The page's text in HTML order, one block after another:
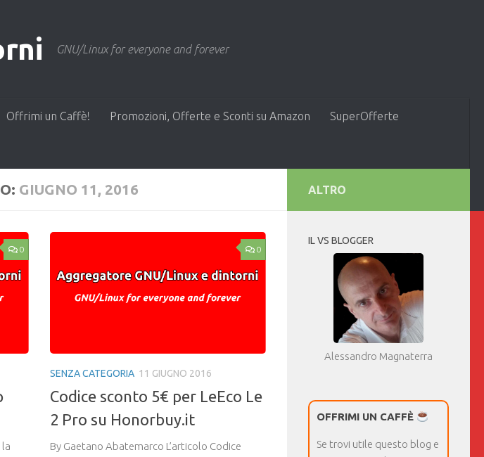
GNU/Linux for everyone and forever
Offrimi un Caffè! Promozioni, Offerte e Sconti su Amazon SuperOfferte
GIUGNO 11, 2016
0
la
0
SENZA CATEGORIA 11 GIUGNO 2016
Codice sconto 5€ per LeEco Le
2 Pro su Honorbuy.it
By Gaetano Abatemarco L’articolo Codice
ALTRO
IL VS BLOGGER
Alessandro Magnaterra
OFFRIMI UN CAFFÈ
Se trovi utile questo blog e